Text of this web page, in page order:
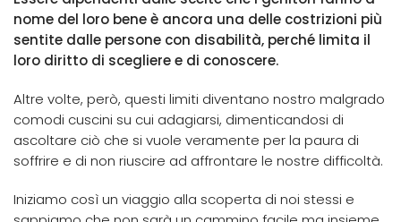
nome del loro bene è ancora una delle costrizioni più
sentite dalle persone con disabilità, perché limita il
loro diritto di scegliere e di conoscere.
Altre volte, però, questi limiti diventano nostro malgrado
comodi cuscini su cui adagiarsi, dimenticandosi di
ascoltare ciò che si vuole veramente per la paura di
soffrire e di non riuscire ad affrontare le nostre difficoltà.
Iniziamo così un viaggio alla scoperta di noi stessi e